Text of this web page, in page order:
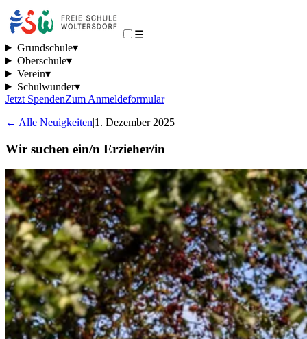
☰
Grundschule▾
Oberschule▾
Verein▾
Schulwunder▾
Jetzt SpendenZum Anmeldeformular
← Alle Neuigkeiten|1. Dezember 2025
Wir suchen ein/n Erzieher/in